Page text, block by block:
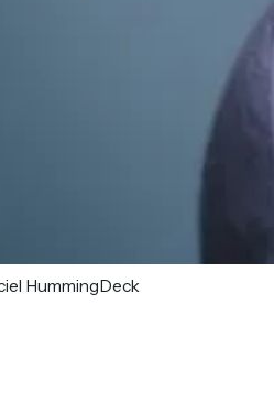
HummingDeck